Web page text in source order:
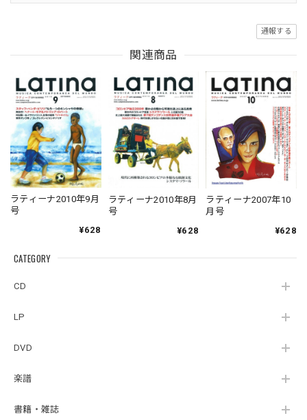
CATEGORY
CD
LP
DVD
楽譜
書籍・雑誌
通報する
関連商品
ラティーナ2010年9月
号
¥628
ラティーナ2010年8月
号
¥628
ラティーナ2007年10
月号
¥628